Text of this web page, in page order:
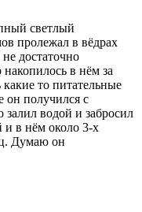
светлый
пролежал в вёдрах
достаточно
накопилось в нём за
то питательные
он получился с
водой и забросил
в нём около 3-х
Думаю он